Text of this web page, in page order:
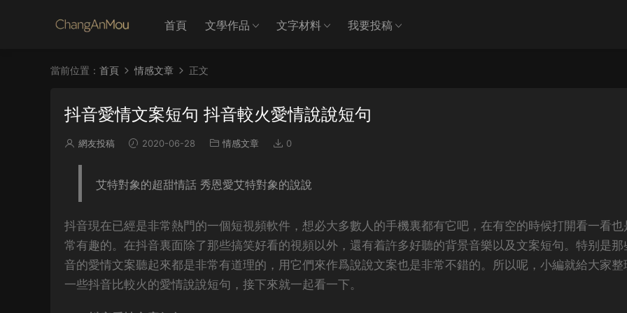
首頁 文學作品 文字材料 我要投稿
當前位置： 首頁 情感文章 正文
抖音愛情文案短句 抖音較火愛情說說短句
網友投稿 2020-06-28 情感文章 0
艾特對象的超甜情話 秀恩愛艾特對象的說說
抖音現在已經是非常熱門的一個短視頻軟件，想必大多數人的手機裏都有它吧，在有空的時候打開看一看也
常有趣的。在抖音裏面除了那些搞笑好看的視頻以外，還有着許多好聽的背景音樂以及文案短句。特别是那
音的愛情文案聽起來都是非常有道理的，用它們來作爲說說文案也是非常不錯的。所以呢，小編就給大家整
一些抖音比較火的愛情說說短句，接下來就一起看一下。